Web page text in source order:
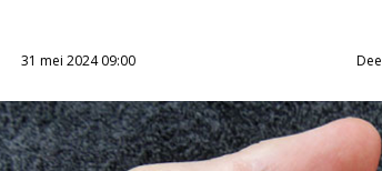
31 mei 2024 09:00